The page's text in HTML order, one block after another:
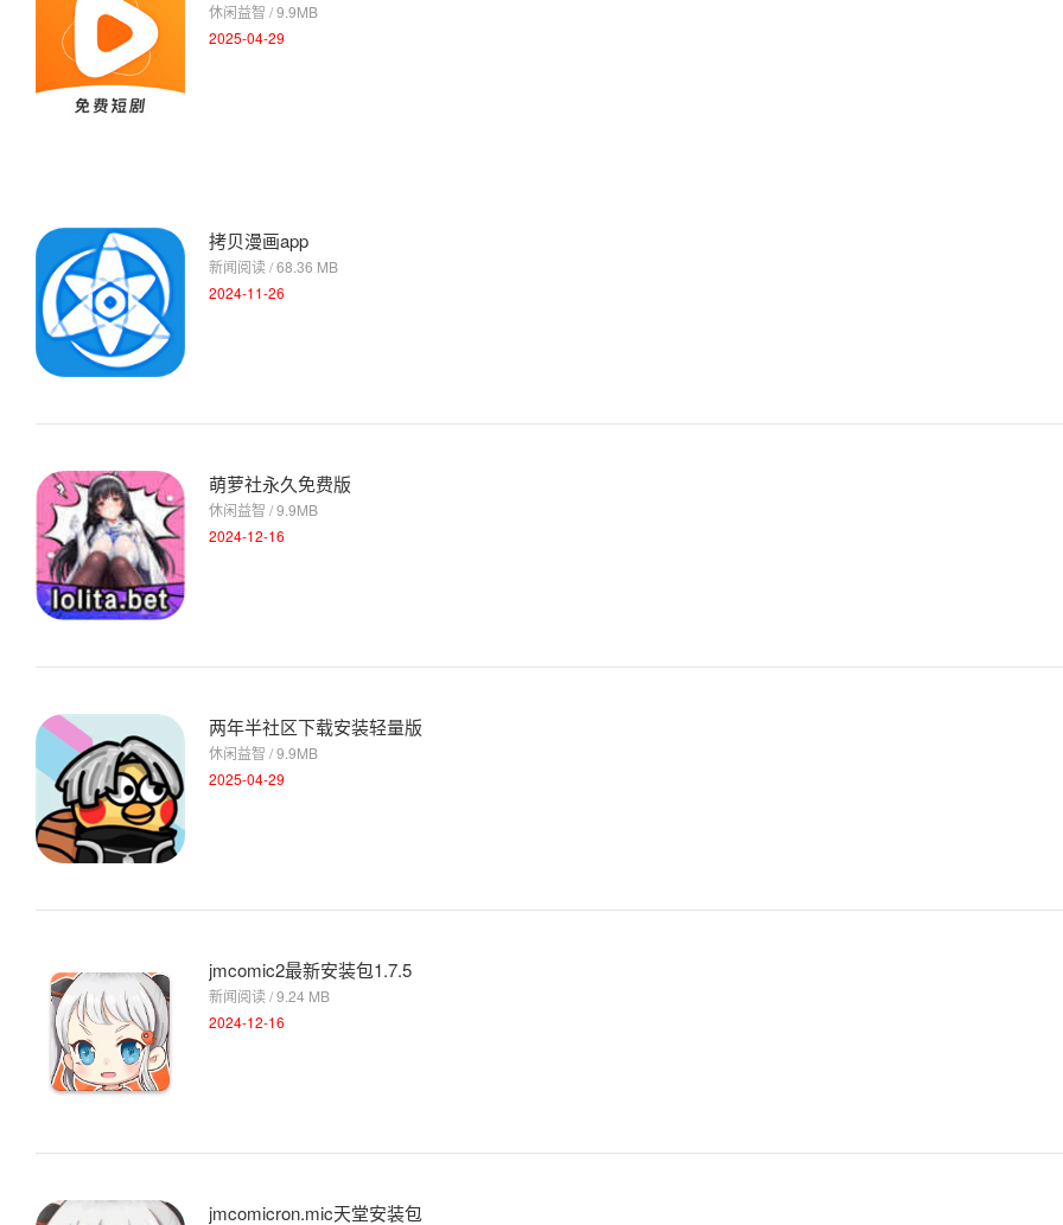
休闲益智 / 9.9MB
2025-04-29
拷贝漫画app
新闻阅读 / 68.36 MB
2024-11-26
萌萝社永久免费版
休闲益智 / 9.9MB
2024-12-16
两年半社区下载安装轻量版
休闲益智 / 9.9MB
2025-04-29
jmcomic2最新安装包1.7.5
新闻阅读 / 9.24 MB
2024-12-16
jmcomicron.mic天堂安装包